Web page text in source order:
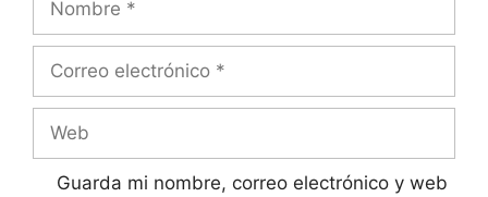
electrónico
Guarda mi nombre, correo electrónico y web